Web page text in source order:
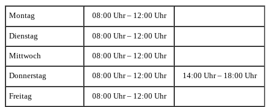
Montag 08:00 Uhr – 12:00 Uhr
Dienstag 08:00 Uhr – 12:00 Uhr
Mittwoch 08:00 Uhr – 12:00 Uhr
Donnerstag 08:00 Uhr – 12:00 Uhr 14:00 Uhr – 18:00 Uhr
Freitag 08:00 Uhr – 12:00 Uhr